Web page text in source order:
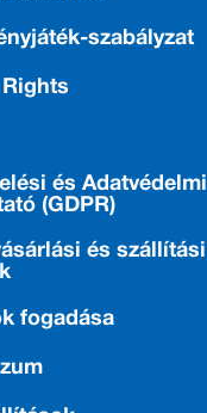
szabályzat
Rights
és Adatvédelmi
(GDPR)
és szállítási
fogadása